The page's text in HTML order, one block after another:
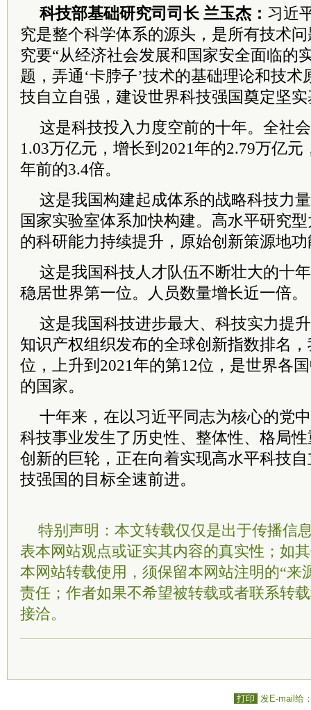
科技部基础研究司司长 兰玉杰： 习近
究是整个科学体系的源头，是所有技术
究要“从经济社会发展和国家安全面临的
题，弄通‘卡脖子’技术的基础理论和技术
技自立自强，建设世界科技强国奠定坚
这是科技投入力度空前的十年。全社
1.03万亿元，增长到2021年的2.79万亿
年前的3.4倍。
这是我国构建起成体系的战略科技力
国家实验室体系加快构建。高水平研究
的科研能力持续提升，原始创新策源地
这是我国科技人才队伍不断壮大的十
稳居世界第一位。人员数量增长近一倍。
这是我国科技进步最大、科技实力提
知识产权组织发布的全球创新指数排名
位，上升到2021年的第12位，是世界各
的国家。
十年来，在以习近平同志为核心的党
科技事业发生了历史性、整体性、格局
创新的巨轮，正在向着实现高水平科技
技强国的目标全速前进。
特别声明：本文转载仅仅是出于传播信
表本网站观点或证实其内容的真实性；如
本网站转载使用，须保留本网站注明的“来
责任；作者如果不希望被转载或者联系转
接洽。
打印 发E-mail给